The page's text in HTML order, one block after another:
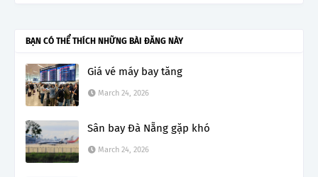
BẠN CÓ THỂ THÍCH NHỮNG BÀI ĐĂNG NÀY
Giá vé máy bay tăng
March 24, 2026
Sân bay Đà Nẵng gặp khó
March 24, 2026